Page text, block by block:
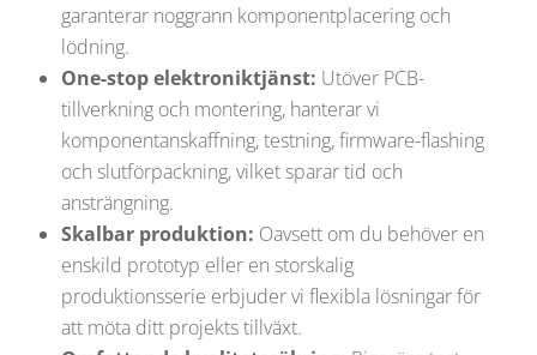
garanterar noggrann komponentplacering och
lödning.
One-stop elektroniktjänst: Utöver PCB-
tillverkning och montering, hanterar vi
komponentanskaffning, testning, firmware-flashing
och slutförpackning, vilket sparar tid och
ansträngning.
Skalbar produktion: Oavsett om du behöver en
enskild prototyp eller en storskalig
produktionsserie erbjuder vi flexibla lösningar för
att möta ditt projekts tillväxt.